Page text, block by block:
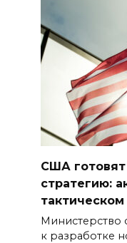
США
стратегию:
к разработке